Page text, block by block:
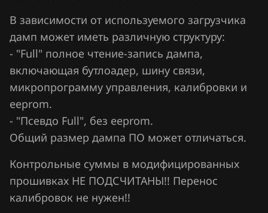
Howo
Hummer
Hyundai
Infiniti
Iran Khodro
Iveco
JAC
В зависимости от используемого загрузчика
дамп может иметь различную структуру:
- "Full" полное чтение-запись дампа,
включающая бутлоадер, шину связи,
микропрограмму управления, калибровки и
eeprom.
- "Псевдо Full", без eeprom.
Общий размер дампа ПО может отличаться.
Контрольные суммы в модифицированных
прошивках НЕ ПОДСЧИТАНЫ!! Перенос
калибровок не нужен!!